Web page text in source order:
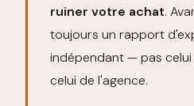
ruiner votre achat.
toujours un rapport
indépendant — pas
celui de l'agence.